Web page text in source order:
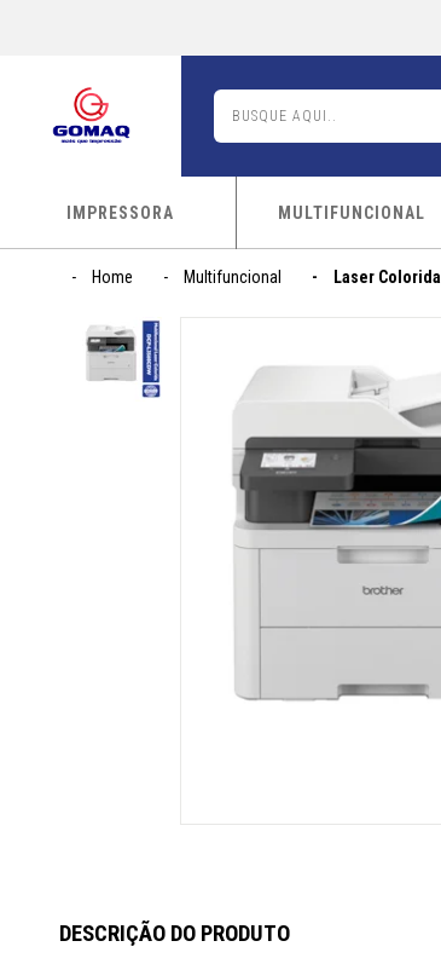
IMPRESSORA MULTIFUNCIONAL
Home Multifuncional Laser Colorida
DESCRIÇÃO DO PRODUTO